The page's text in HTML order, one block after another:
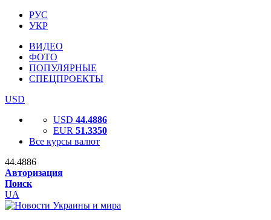
РУС
УКР
ВИДЕО
ФОТО
ПОПУЛЯРНЫЕ
СПЕЦПРОЕКТЫ
USD
USD 44.4886
EUR 51.3350
Все курсы валют
44.4886
Авторизация
Поиск
UA